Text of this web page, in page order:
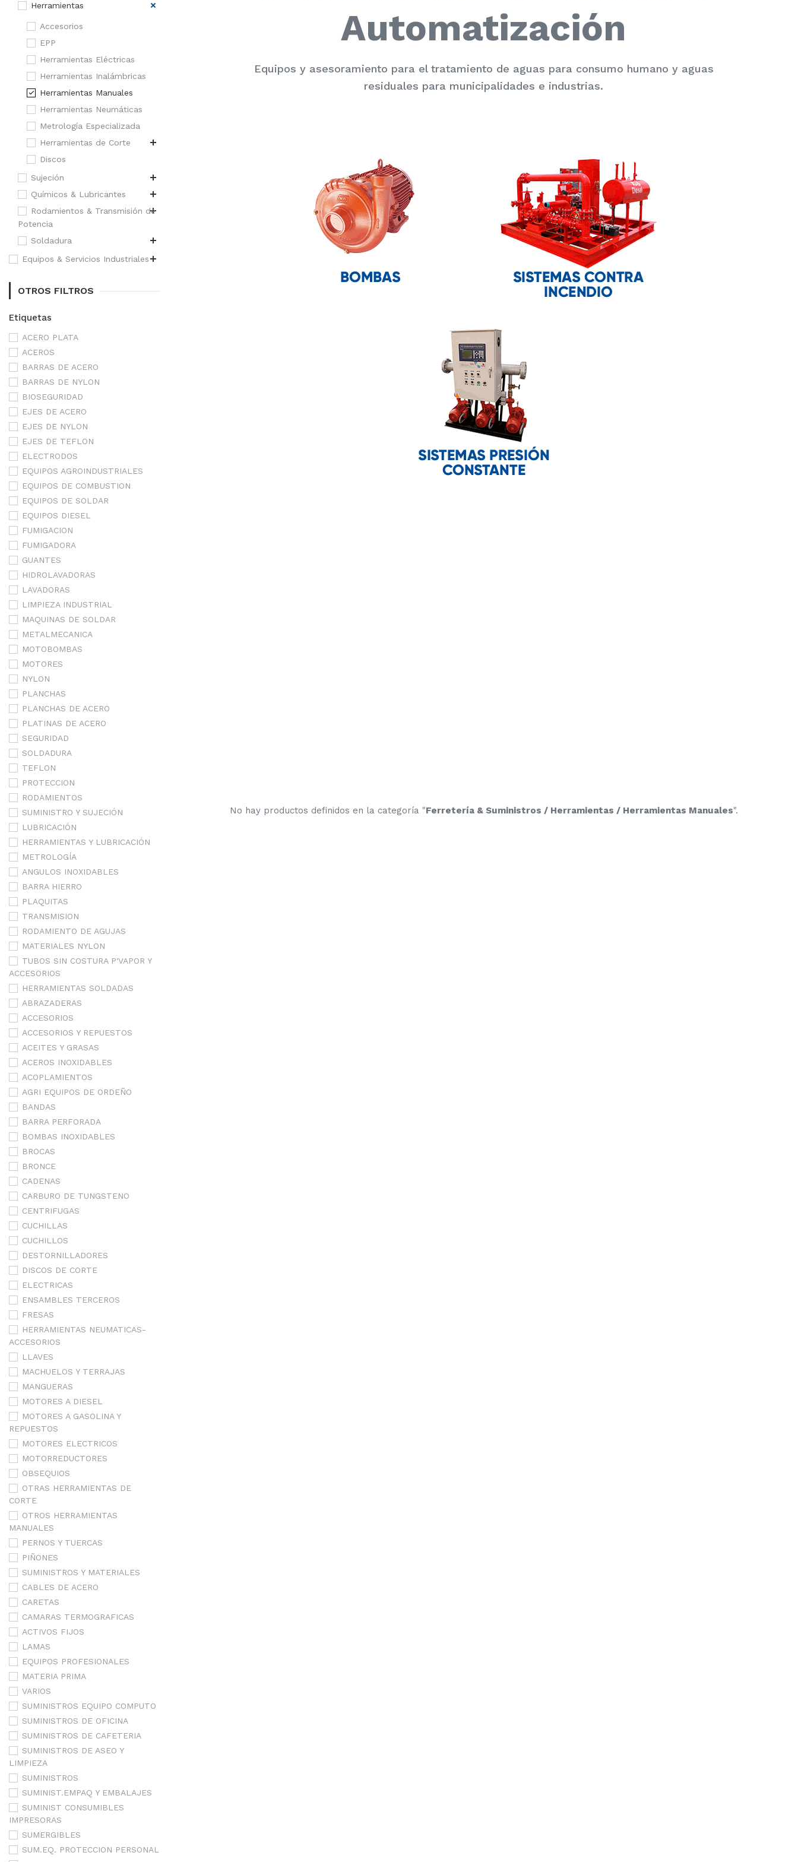
Herramientas
Accesorios
EPP
Herramientas Eléctricas
Herramientas Inalámbricas
Herramientas Manuales
Herramientas Neumáticas
Metrología Especializada
Herramientas de Corte
Discos
Sujeción
Químicos & Lubricantes
Rodamientos & Transmisión de
Potencia
Soldadura
Equipos & Servicios Industriales
OTROS FILTROS
Etiquetas
ACERO PLATA
ACEROS
BARRAS DE ACERO
BARRAS DE NYLON
BIOSEGURIDAD
EJES DE ACERO
EJES DE NYLON
EJES DE TEFLON
ELECTRODOS
EQUIPOS AGROINDUSTRIALES
EQUIPOS DE COMBUSTION
EQUIPOS DE SOLDAR
EQUIPOS DIESEL
FUMIGACION
FUMIGADORA
GUANTES
HIDROLAVADORAS
LAVADORAS
LIMPIEZA INDUSTRIAL
MAQUINAS DE SOLDAR
METALMECANICA
MOTOBOMBAS
MOTORES
NYLON
PLANCHAS
PLANCHAS DE ACERO
PLATINAS DE ACERO
SEGURIDAD
SOLDADURA
TEFLON
PROTECCION
RODAMIENTOS
SUMINISTRO Y SUJECIÓN
LUBRICACIÓN
HERRAMIENTAS Y LUBRICACIÓN
METROLOGÍA
ANGULOS INOXIDABLES
BARRA HIERRO
PLAQUITAS
TRANSMISION
RODAMIENTO DE AGUJAS
MATERIALES NYLON
TUBOS SIN COSTURA P'VAPOR Y
ACCESORIOS
HERRAMIENTAS SOLDADAS
ABRAZADERAS
ACCESORIOS
ACCESORIOS Y REPUESTOS
ACEITES Y GRASAS
ACEROS INOXIDABLES
ACOPLAMIENTOS
AGRI EQUIPOS DE ORDEÑO
BANDAS
BARRA PERFORADA
BOMBAS INOXIDABLES
BROCAS
BRONCE
CADENAS
CARBURO DE TUNGSTENO
CENTRIFUGAS
CUCHILLAS
CUCHILLOS
DESTORNILLADORES
DISCOS DE CORTE
ELECTRICAS
ENSAMBLES TERCEROS
FRESAS
HERRAMIENTAS NEUMATICAS-
ACCESORIOS
LLAVES
MACHUELOS Y TERRAJAS
MANGUERAS
MOTORES A DIESEL
MOTORES A GASOLINA Y
REPUESTOS
MOTORES ELECTRICOS
MOTORREDUCTORES
OBSEQUIOS
OTRAS HERRAMIENTAS DE
CORTE
OTROS HERRAMIENTAS
MANUALES
PERNOS Y TUERCAS
PIÑONES
SUMINISTROS Y MATERIALES
CABLES DE ACERO
CARETAS
CAMARAS TERMOGRAFICAS
ACTIVOS FIJOS
LAMAS
EQUIPOS PROFESIONALES
MATERIA PRIMA
VARIOS
SUMINISTROS EQUIPO COMPUTO
SUMINISTROS DE OFICINA
SUMINISTROS DE CAFETERIA
SUMINISTROS DE ASEO Y
LIMPIEZA
SUMINISTROS
SUMINIST.EMPAQ Y EMBALAJES
SUMINIST CONSUMIBLES
IMPRESORAS
SUMERGIBLES
SUM.EQ. PROTECCION PERSONAL
Automatización
Equipos y asesoramiento para el tratamiento de aguas para consumo humano y aguas
residuales para municipalidades e industrias.
No hay productos definidos en la categoría "Ferretería & Suministros / Herramientas / Herramientas Manuales".